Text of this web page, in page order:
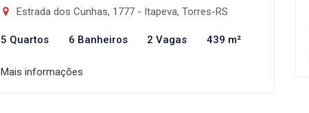
Estrada dos Cunhas, 1777 - Itapeva, Torres-RS
5 Quartos 6 Banheiros 2 Vagas 439 m²
Mais informações